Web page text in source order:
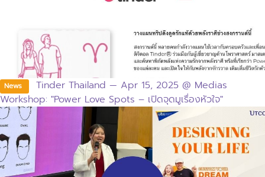
News
Tinder Thailand — Apr 15, 2025 @ Medias
Workshop: "Power Love Spots – เปิดจุดมูเรื่องหัวใจ"